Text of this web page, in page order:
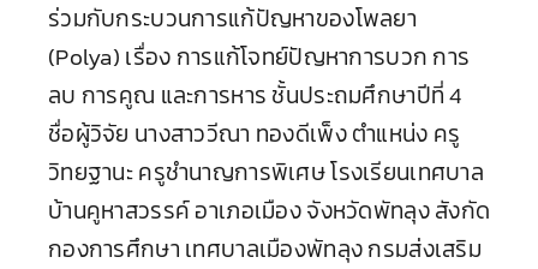
ร่วมกับกระบวนการแก้ปัญหาของโพลยา
(Polya) เรื่อง การแก้โจทย์ปัญหาการบวก การ
ลบ การคูณ และการหาร ชั้นประถมศึกษาปีที่ 4
ชื่อผู้วิจัย นางสาววีณา ทองดีเพ็ง ตำแหน่ง ครู
วิทยฐานะ ครูชำนาญการพิเศษ โรงเรียนเทศบาล
บ้านคูหาสวรรค์ อาเภอเมือง จังหวัดพัทลุง สังกัด
กองการศึกษา เทศบาลเมืองพัทลุง กรมส่งเสริม